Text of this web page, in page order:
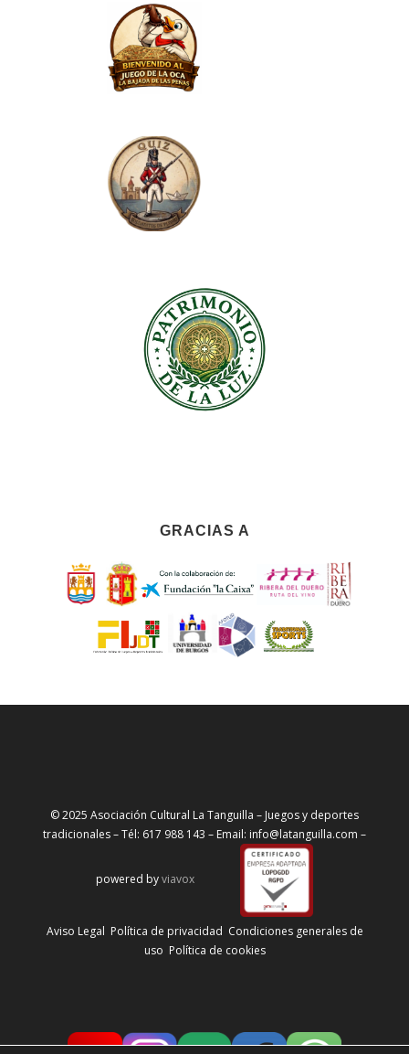
GRACIAS A
© 2025 Asociación Cultural La Tanguilla – Juegos y deportes
tradicionales – Tél: 617 988 143 – Email: info@latanguilla.com –
powered byviavox
Aviso Legal Política de privacidad Condiciones generales de
uso Política de cookies